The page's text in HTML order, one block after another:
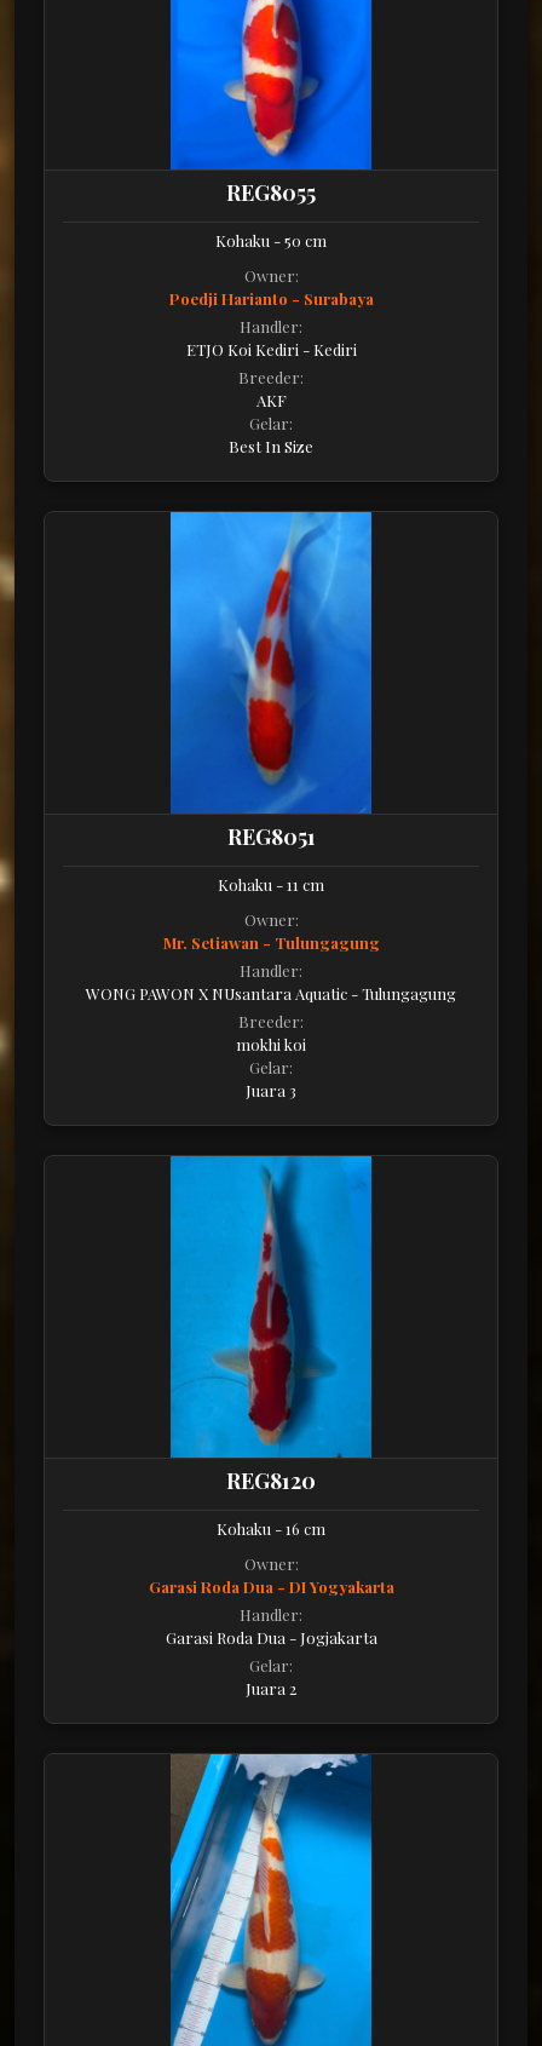
REG8055
Kohaku - 50 cm
Owner:
Poedji Harianto - Surabaya
Handler:
ETJO Koi Kediri - Kediri
Breeder:
AKF
Gelar:
Best In Size
REG8051
Kohaku - 11 cm
Owner:
Mr. Setiawan - Tulungagung
Handler:
WONG PAWON X NUsantara Aquatic - Tulungagung
Breeder:
mokhi koi
Gelar:
Juara 3
REG8120
Kohaku - 16 cm
Owner:
Garasi Roda Dua - DI Yogyakarta
Handler:
Garasi Roda Dua - Jogjakarta
Gelar:
Juara 2